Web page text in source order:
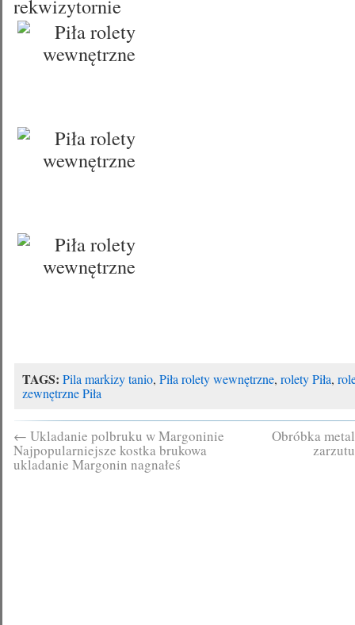
rekwizytornie
TAGS: Pila markizy tanio,Piła rolety wewnętrzne,rolety Piła,
zewnętrzne Piła
← Ukladanie polbruku w Margoninie
Najpopularniejsze kostka brukowa
ukladanie Margonin nagnałeś
Obróbka